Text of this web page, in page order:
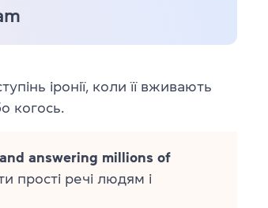
іронії, коли її вживають
когось.
answering millions of
прості речі людям і